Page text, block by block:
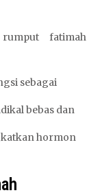
fatimah
sebagai
bebas dan
hormon